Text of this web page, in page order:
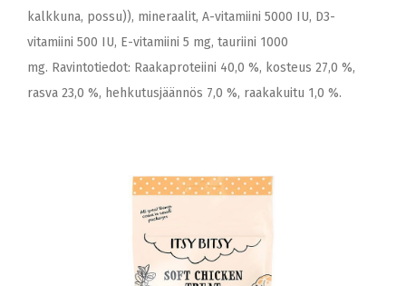
kalkkuna, possu)), mineraalit, A-vitamiini 5000 IU, D3-
vitamiini 500 IU, E-vitamiini 5 mg, tauriini 1000
mg. Ravintotiedot: Raakaproteiini 40,0 %, kosteus 27,0 %,
rasva 23,0 %, hehkutusjäännös 7,0 %, raakakuitu 1,0 %.